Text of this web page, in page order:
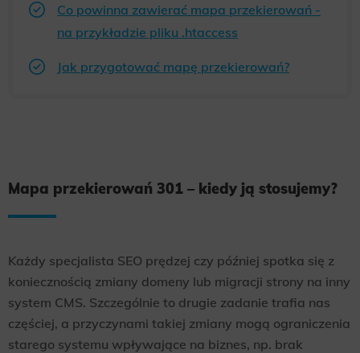
Co powinna zawierać mapa przekierowań -
na przykładzie pliku .htaccess
Jak przygotować mapę przekierowań?
Mapa przekierowań 301 – kiedy ją stosujemy?
Każdy specjalista SEO prędzej czy później spotka się z
koniecznością zmiany domeny lub migracji strony na inny
system CMS. Szczególnie to drugie zadanie trafia nas
częściej, a przyczynami takiej zmiany mogą ograniczenia
starego systemu wpływające na biznes, np. brak